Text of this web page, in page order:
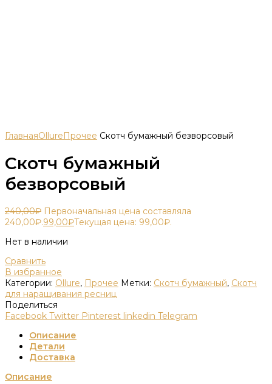
ГлавнаяOllureПрочее Скотч бумажный безворсовый
Скотч бумажный
безворсовый
240,00₽ Первоначальная цена составляла
240,00₽.99,00₽Текущая цена: 99,00₽.
Нет в наличии
Сравнить
В избранное
Категории: Ollure, Прочее Метки: Скотч бумажный, Скотч
для наращивания ресниц
Поделиться
Facebook Twitter Pinterest linkedin Telegram
Описание
Детали
Доставка
Описание